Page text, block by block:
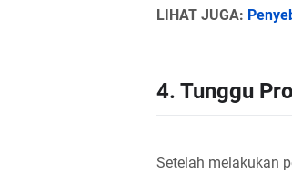
LIHAT JUGA:
4. Tunggu
Setelah melakukan